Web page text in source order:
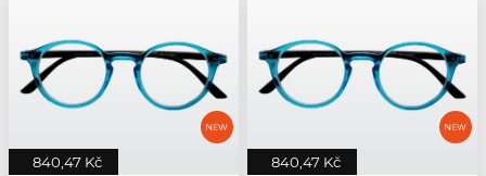
840,47 Kč 840,47 Kč